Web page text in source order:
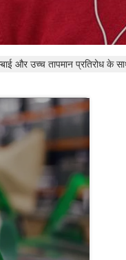
और उच्च तापमान प्रतिरोध के